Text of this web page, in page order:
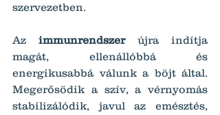
szervezetben.
Az immunrendszer újra indítja
magát, ellenállóbbá és
energikusabbá válunk a böjt által.
Megerősödik a szív, a vérnyomás
stabilizálódik, javul az emésztés,